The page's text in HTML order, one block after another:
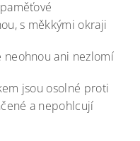
s měkkými okraji
neohnou ani nezlomí
jsou osolné proti
a nepohlcují